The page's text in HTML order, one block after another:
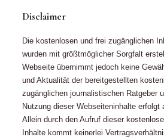
Disclaimer
Die kostenlosen und frei zugänglichen
wurden mit größtmöglicher Sorgfalt
Webseite übernimmt jedoch keine
und Aktualität der bereitgestellten
zugänglichen journalistischen Ratgeber
Nutzung dieser Webseiteninhalte erfolgt
Allein durch den Aufruf dieser
Inhalte kommt keinerlei